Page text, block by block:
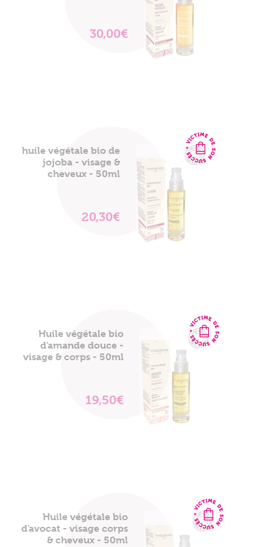
30,00€
VOIR
LE
huile végétale bio de
jojoba - visage &
cheveux - 50ml
20,30€
VOIR
LE
Huile végétale bio
d'amande douce -
visage & corps - 50ml
19,50€
VOIR
Huile végétale bio
d'avocat - visage corps
& cheveux - 50ml